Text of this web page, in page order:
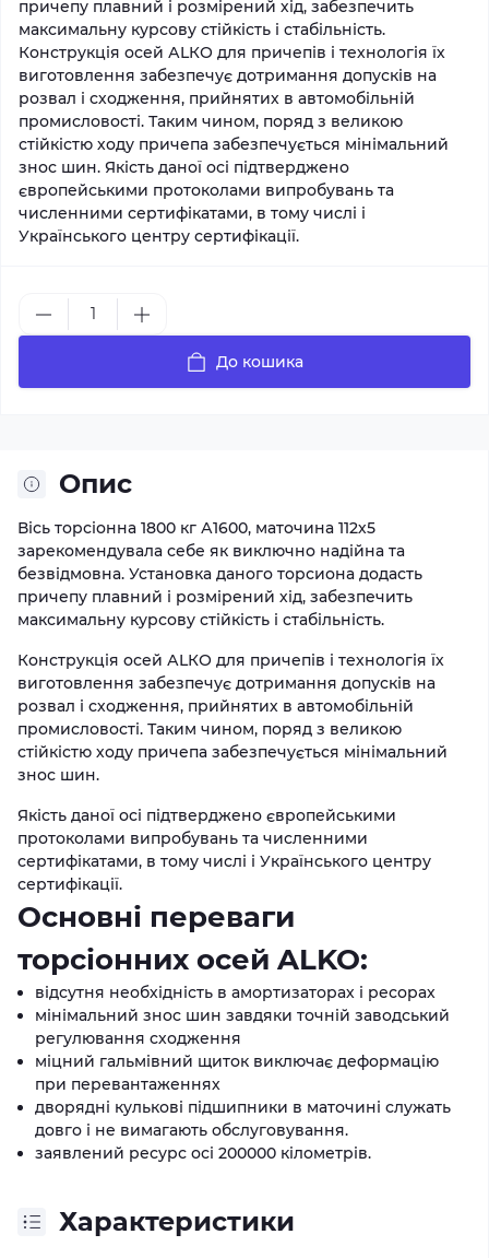
причепу плавний і розмірений хід, забезпечить
максимальну курсову стійкість і стабільність.
Конструкція осей АLКО для причепів і технологія їх
виготовлення забезпечує дотримання допусків на
розвал і сходження, прийнятих в автомобільній
промисловості. Таким чином, поряд з великою
стійкістю ходу причепа забезпечується мінімальний
знос шин. Якість даної осі підтверджено
європейськими протоколами випробувань та
численними сертифікатами, в тому числі і
Українського центру сертифікації.
До кошика
Опис
Вісь торсіонна 1800 кг А1600, маточина 112х5
зарекомендувала себе як виключно надійна та
безвідмовна. Установка даного торсиона додасть
причепу плавний і розмірений хід, забезпечить
максимальну курсову стійкість і стабільність.
Конструкція осей АLКО для причепів і технологія їх
виготовлення забезпечує дотримання допусків на
розвал і сходження, прийнятих в автомобільній
промисловості. Таким чином, поряд з великою
стійкістю ходу причепа забезпечується мінімальний
знос шин.
Якість даної осі підтверджено європейськими
протоколами випробувань та численними
сертифікатами, в тому числі і Українського центру
сертифікації.
Основні переваги
торсіонних осей ALKO:
відсутня необхідність в амортизаторах і ресорах
мінімальний знос шин завдяки точній заводський
регулювання сходження
міцний гальмівний щиток виключає деформацію
при перевантаженнях
дворядні кулькові підшипники в маточині служать
довго і не вимагають обслуговування.
заявлений ресурс осі 200000 кілометрів.
Характеристики